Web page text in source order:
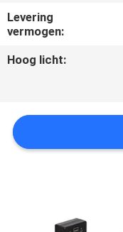
SHOW
SITEMAP
PRIVACY
POLICY
Levering
vermogen:
Hoog licht: